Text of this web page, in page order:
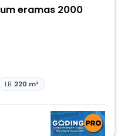
eramas 2000
LB: 220 m²